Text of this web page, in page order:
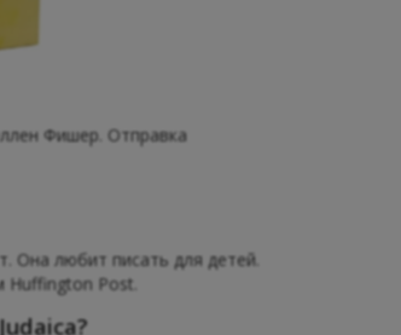
Фишер. Отправка
Она любит писать для детей.
Huffington Post.